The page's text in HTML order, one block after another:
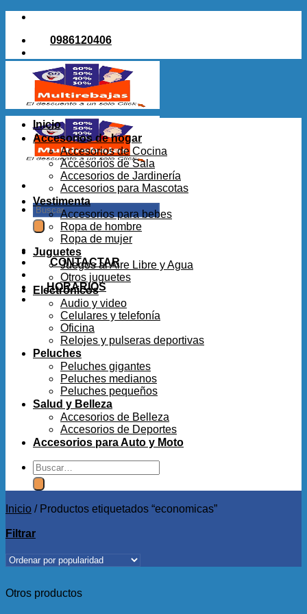
Saltar
contenido0986120406
Buscar
por:
CONTACTAR
HORARIOS
Inicio
Accesorios de hogar
Accesorios de Cocina
Accesorios de Sala
Accesorios de Jardinería
Accesorios para Mascotas
Vestimenta
Accesorios para bebes
Ropa de hombre
Ropa de mujer
Juguetes
Juegos al Aire Libre y Agua
Otros juguetes
Electrónicos
Audio y video
Celulares y telefonía
Oficina
Relojes y pulseras deportivas
Peluches
Peluches gigantes
Peluches medianos
Peluches pequeños
Salud y Belleza
Accesorios de Belleza
Accesorios de Deportes
Accesorios para Auto y Moto
Buscar
por:
Inicio /Productos etiquetados “economicas”
Filtrar
Otros productos